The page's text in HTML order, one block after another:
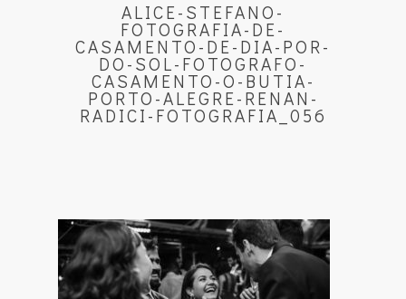
ALICE-STEFANO-
FOTOGRAFIA-DE-
CASAMENTO-DE-DIA-POR-
DO-SOL-FOTOGRAFO-
CASAMENTO-O-BUTIA-
PORTO-ALEGRE-RENAN-
RADICI-FOTOGRAFIA_056